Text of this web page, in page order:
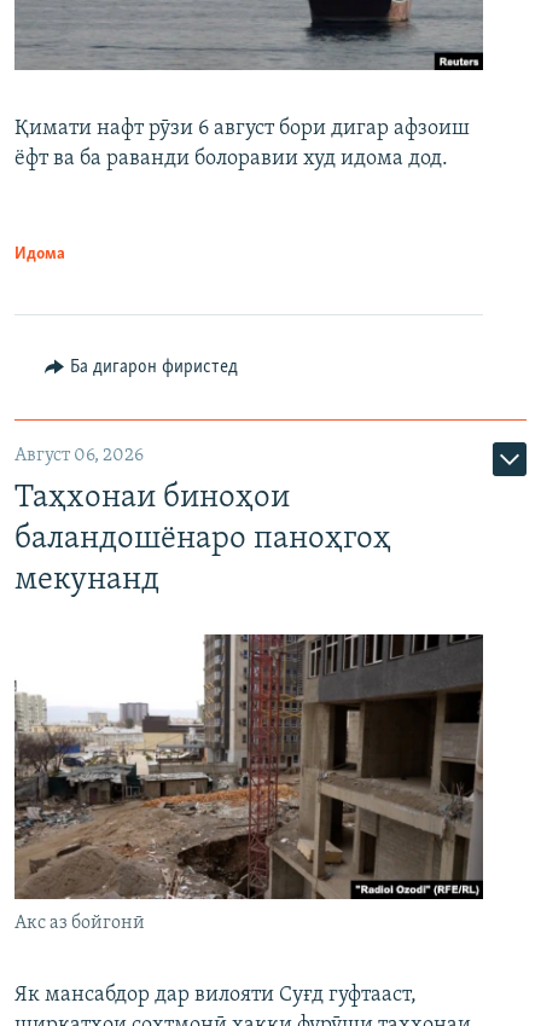
Қимати нафт рӯзи 6 август бори дигар афзоиш
ёфт ва ба раванди болоравии худ идома дод.
Идома
Ба дигарон фиристед
Август 06, 2026
Таҳхонаи биноҳои
баландошёнаро паноҳгоҳ
мекунанд
Акс аз бойгонӣ
Як мансабдор дар вилояти Суғд гуфтааст,